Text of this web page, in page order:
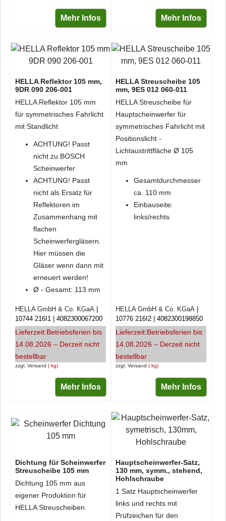
Mehr Infos Mehr Infos
HELLA Reflektor 105 mm,
9DR 090 206-001
HELLA Reflektor 105 mm
für symmetrisches Fahrlicht
mit Standlicht
ACHTUNG! Passt
nicht zu BOSCH
Scheinwerfer
ACHTUNG! Passt
nicht als Ersatz für
Reflektoren im
Zusammenhang mit
flachen
Scheinwerfergläsern.
Hier müssen die
Gläser wenn dann mit
erneuert werden!
Ø - Gesamt: 113 mm
zzgl. Versand kg
HELLA GmbH & Co. KGaA
10744 216I1
4082300067200
Lieferzeit:Betriebsferien bis
14.08.2026 – Derzeit nicht
bestellbar
Mehr Infos
HELLA Streuscheibe 105
mm, 9ES 012 060-011
HELLA Streuscheibe für
Hauptscheinwerfer für
symmetrisches Fahrlicht mit
Positionslicht -
Lichtaustrittfläche Ø 105
mm
Gesamtdurchmesser
ca. 110 mm
Einbauseite:
links/rechts
zzgl. Versand kg
HELLA GmbH & Co. KGaA
10776 216I2
4082300198850
Lieferzeit:Betriebsferien bis
14.08.2026 – Derzeit nicht
bestellbar
Mehr Infos
Dichtung für Scheinwerfer
Streuscheibe 105 mm
Dichtung 105 mm aus
eigener Produktion für
HELLA Streuscheiben
Hauptscheinwerfer-Satz,
130 mm, symm., stehend,
Hohlschraube
1 Satz Hauptscheinwerfer
links und rechts mit
Prüfzeichen für den